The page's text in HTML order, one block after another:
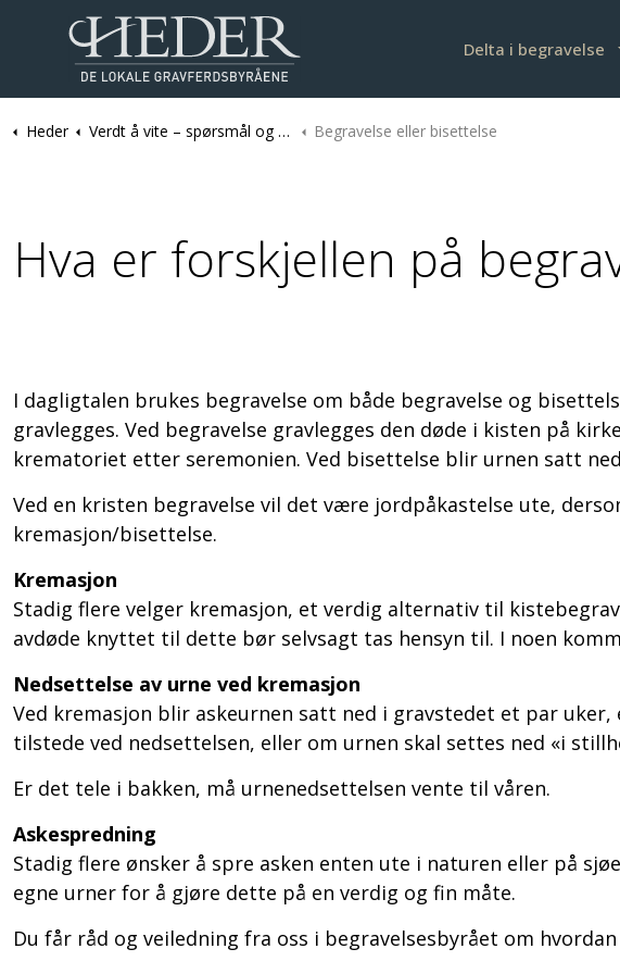
Delta i begravelse
Heder Verdt å vite – spørsmål og svar Begravelse eller bisettelse
Hva er forskjellen på
I dagligtalen brukes begravelse om både begravelse og
gravlegges. Ved begravelse gravlegges den døde i kisten på
krematoriet etter seremonien. Ved bisettelse blir urnen satt
Ved en kristen begravelse vil det være jordpåkastelse ute,
kremasjon/bisettelse.
Kremasjon
Stadig flere velger kremasjon, et verdig alternativ til
avdøde knyttet til dette bør selvsagt tas hensyn til. I noen
Nedsettelse av urne ved kremasjon
Ved kremasjon blir askeurnen satt ned i gravstedet et par
tilstede ved nedsettelsen, eller om urnen skal settes ned «i
Er det tele i bakken, må urnenedsettelsen vente til våren.
Askespredning
Stadig flere ønsker å spre asken enten ute i naturen eller på
egne urner for å gjøre dette på en verdig og fin måte.
Du får råd og veiledning fra oss i begravelsesbyrået om